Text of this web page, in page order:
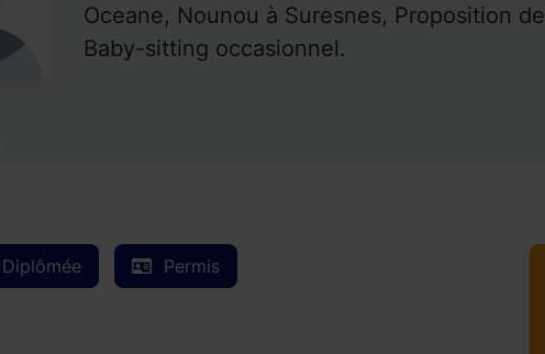
Oceane, Nounou à Suresnes, Proposition de
Baby-sitting occasionnel.
Diplômée Permis